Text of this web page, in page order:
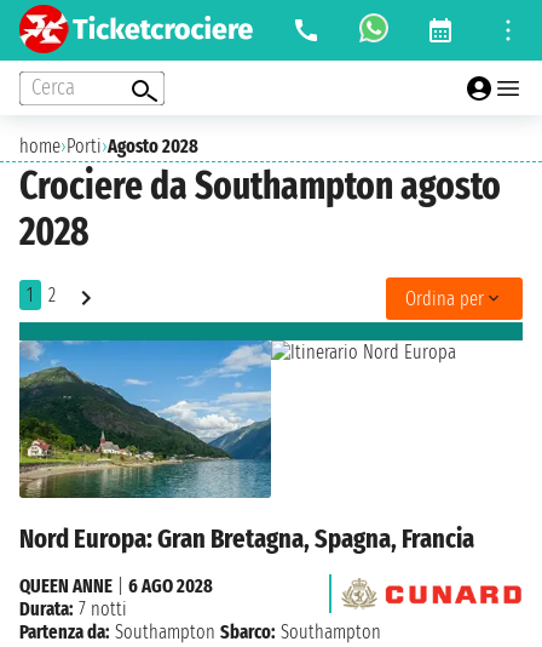
Cerca
home›Porti›Agosto 2028
Crociere da Southampton agosto
2028
1 2 Ordina per
Nord Europa: Gran Bretagna, Spagna, Francia
QUEEN ANNE
6 AGO 2028
Durata: 7 notti
Partenza da: Southampton Sbarco: Southampton